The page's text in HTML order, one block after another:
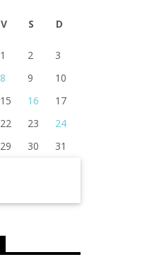
V S D
1 2
3
8 9
10
15 16
17
22 23
24
29 30 31